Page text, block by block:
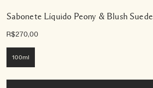
Sabonete Líquido Peony & Blush Suede
R$270,00
100ml